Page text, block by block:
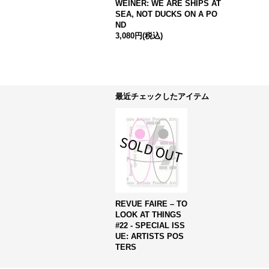
WEINER: WE ARE SHIPS AT
SEA, NOT DUCKS ON A PO
ND
3,080円(税込)
最近チェックしたアイテム
REVUE FAIRE – TO
LOOK AT THINGS
#22 - SPECIAL ISS
UE: ARTISTS POS
TERS